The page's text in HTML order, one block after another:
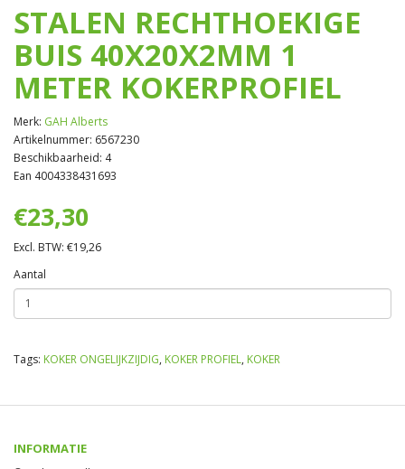
STALEN RECHTHOEKIGE
BUIS 40X20X2MM 1
METER KOKERPROFIEL
Merk: GAH Alberts
Artikelnummer: 6567230
Beschikbaarheid: 4
Ean 4004338431693
€23,30
Excl. BTW: €19,26
Aantal
Tags: KOKER ONGELIJKZIJDIG, KOKER PROFIEL, KOKER
INFORMATIE